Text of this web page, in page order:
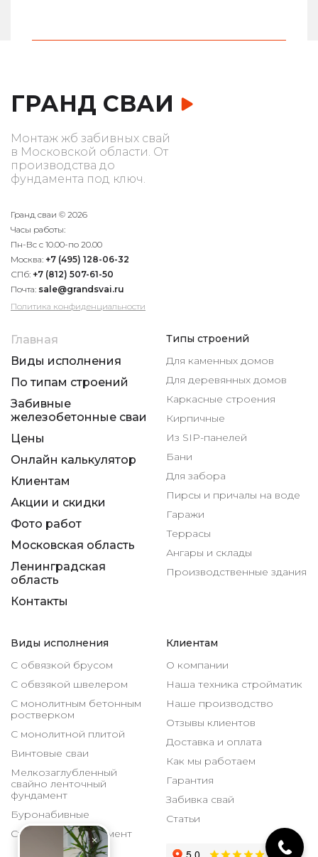
ГРАНД СВАИ
Монтаж жб забивных свай
в Московской области. От
производства до
фундамента под ключ.
Гранд сваи © 2026
Часы работы:
Пн-Вс с 10.00-по 20.00
Москва: +7 (495) 128-06-32
СПб: +7 (812) 507-61-50
Почта: sale@grandsvai.ru
Политика конфиденциальности
Главная
Виды исполнения
По типам строений
Забивные
железобетонные сваи
Цены
Онлайн калькулятор
Клиентам
Акции и скидки
Фото работ
Московская область
Ленинградская
область
Контакты
Типы строений
Для каменных домов
Для деревянных домов
Каркасные строения
Кирпичные
Из SIP-панелей
Бани
Для забора
Пирсы и причалы на воде
Гаражи
Террасы
Ангары и склады
Производственные здания
Виды исполнения
С обвязкой брусом
С обвзякой швелером
С монолитным бетонным
ростверком
С монолитной плитой
Винтовые сваи
Мелкозаглубленный
свайно ленточный
фундамент
Буронабивные
Столбчатый фундамент
Клиентам
О компании
Наша техника стройматик
Наше производство
Отзывы клиентов
Доставка и оплата
Как мы работаем
Гарантия
Забивка свай
Статьи